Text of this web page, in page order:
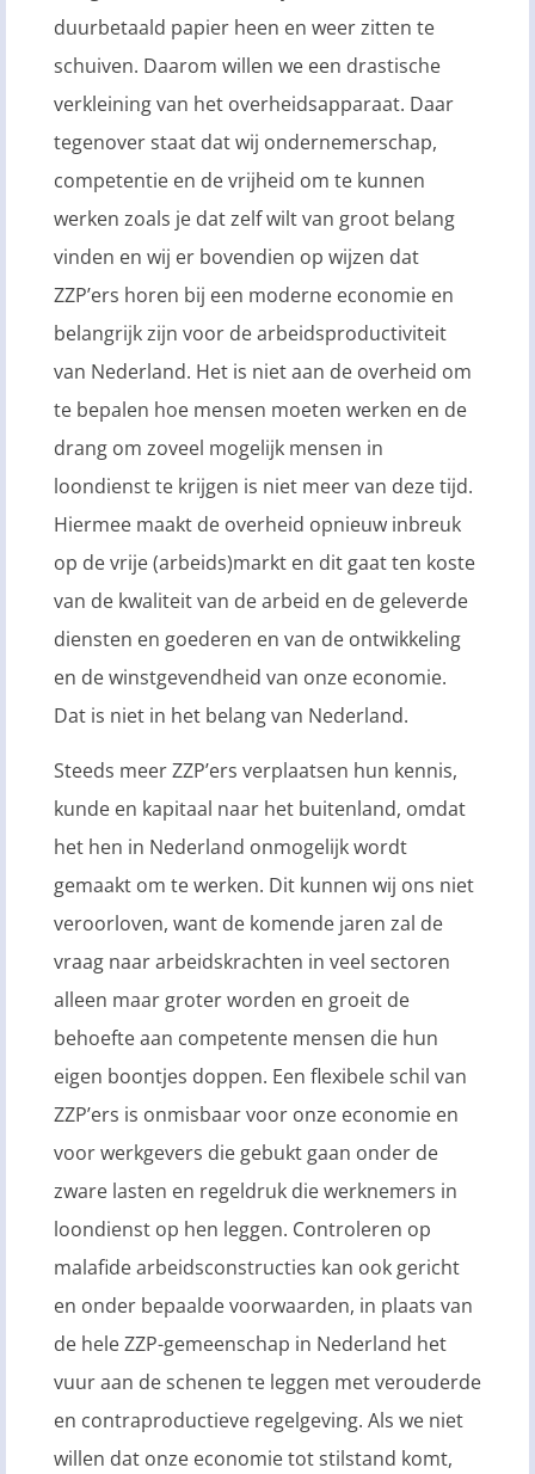
duurbetaald papier heen en weer zitten te
schuiven. Daarom willen we een drastische
verkleining van het overheidsapparaat. Daar
tegenover staat dat wij ondernemerschap,
competentie en de vrijheid om te kunnen
werken zoals je dat zelf wilt van groot belang
vinden en wij er bovendien op wijzen dat
ZZP’ers horen bij een moderne economie en
belangrijk zijn voor de arbeidsproductiviteit
van Nederland. Het is niet aan de overheid om
te bepalen hoe mensen moeten werken en de
drang om zoveel mogelijk mensen in
loondienst te krijgen is niet meer van deze tijd.
Hiermee maakt de overheid opnieuw inbreuk
op de vrije (arbeids)markt en dit gaat ten koste
van de kwaliteit van de arbeid en de geleverde
diensten en goederen en van de ontwikkeling
en de winstgevendheid van onze economie.
Dat is niet in het belang van Nederland.
Steeds meer ZZP’ers verplaatsen hun kennis,
kunde en kapitaal naar het buitenland, omdat
het hen in Nederland onmogelijk wordt
gemaakt om te werken. Dit kunnen wij ons niet
veroorloven, want de komende jaren zal de
vraag naar arbeidskrachten in veel sectoren
alleen maar groter worden en groeit de
behoefte aan competente mensen die hun
eigen boontjes doppen. Een flexibele schil van
ZZP’ers is onmisbaar voor onze economie en
voor werkgevers die gebukt gaan onder de
zware lasten en regeldruk die werknemers in
loondienst op hen leggen. Controleren op
malafide arbeidsconstructies kan ook gericht
en onder bepaalde voorwaarden, in plaats van
de hele ZZP-gemeenschap in Nederland het
vuur aan de schenen te leggen met verouderde
en contraproductieve regelgeving. Als we niet
willen dat onze economie tot stilstand komt,